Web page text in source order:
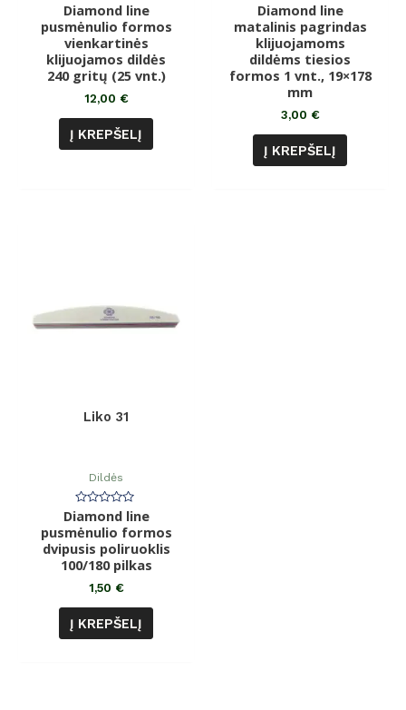
Įvertinimas:
5.00
iš 5
Diamond line
pusmėnulio formos
vienkartinės
klijuojamos dildės
240 gritų (25 vnt.)
12,00 €
Į KREPŠELĮ
Įvertinimas:
0
iš
5
Diamond line
matalinis pagrindas
klijuojamoms
dildėms tiesios
formos 1 vnt., 19×178
mm
3,00 €
Į KREPŠELĮ
Liko 31
Dildės
Įvertinimas:
0
iš
5
Diamond line
pusmėnulio formos
dvipusis poliruoklis
100/180 pilkas
1,50 €
Į KREPŠELĮ